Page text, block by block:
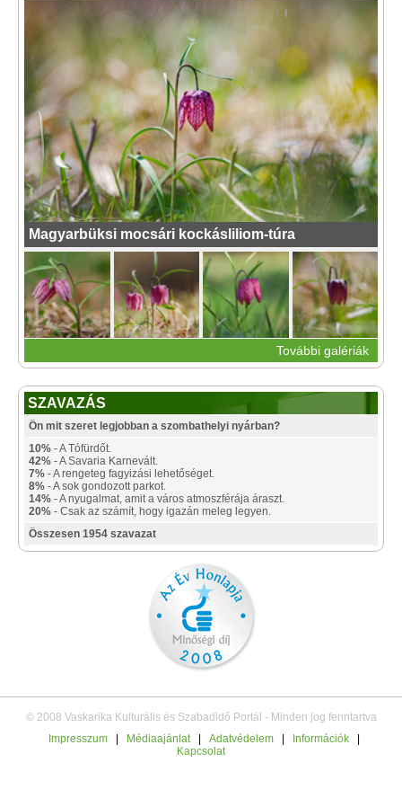
Magyarbüksi mocsári kockásliliom-túra
További galériák
SZAVAZÁS
Ön mit szeret legjobban a szombathelyi nyárban?
10% - A Tófürdőt.
42% - A Savaria Karnevált.
7% - A rengeteg fagyizási lehetőséget.
8% - A sok gondozott parkot.
14% - A nyugalmat, amit a város atmoszférája áraszt.
20% - Csak az számít, hogy igazán meleg legyen.
Összesen 1954 szavazat
© 2008 Vaskarika Kulturális és Szabadidő Portál - Minden jog fenntartva
Impresszum
Médiaajánlat Adatvédelem Információk
Kapcsolat